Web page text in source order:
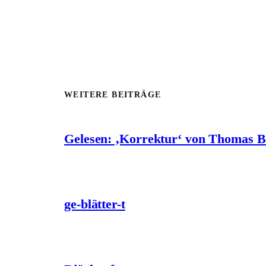
WEITERE BEITRÄGE
Gelesen: ‚Korrektur‘ von Thomas
ge-blätter-t